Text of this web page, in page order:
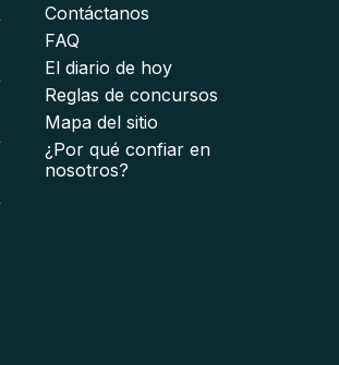
Contáctanos
FAQ
El diario de hoy
Reglas de concursos
Mapa del sitio
¿Por qué confiar en
nosotros?